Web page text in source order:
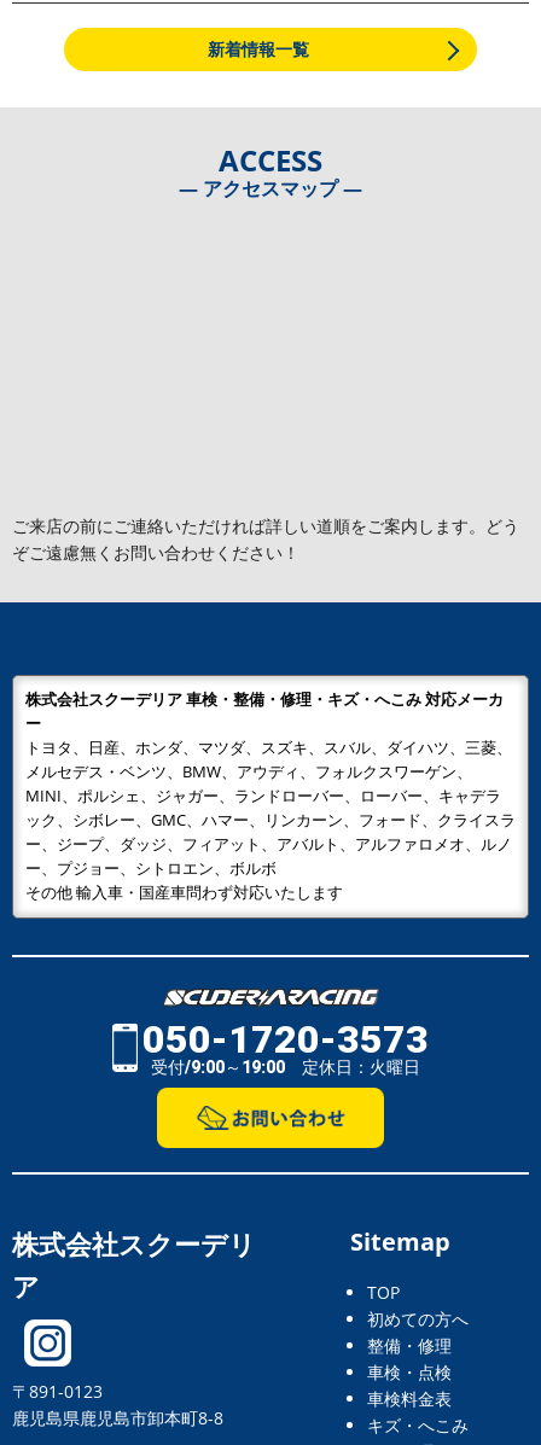
新着情報一覧
ACCESS
― アクセスマップ ―
ご来店の前にご連絡いただければ詳しい道順をご案内します。どう
ぞご遠慮無くお問い合わせください！
株式会社スクーデリア 車検・整備・修理・キズ・へこみ 対応メーカ
ー
トヨタ、日産、ホンダ、マツダ、スズキ、スバル、ダイハツ、三菱、
メルセデス・ベンツ、BMW、アウディ、フォルクスワーゲン、
MINI、ポルシェ、ジャガー、ランドローバー、ローバー、キャデラ
ック、シボレー、GMC、ハマー、リンカーン、フォード、クライスラ
ー、ジープ、ダッジ、フィアット、アバルト、アルファロメオ、ルノ
ー、プジョー、シトロエン、ボルボ
その他 輸入車・国産車問わず対応いたします
050-1720-3573
受付/9:00～19:00 定休日：火曜日
株式会社スクーデリ
ア
〒891-0123
鹿児島県鹿児島市卸本町8-8
Sitemap
TOP
初めての方へ
整備・修理
車検・点検
車検料金表
キズ・へこみ